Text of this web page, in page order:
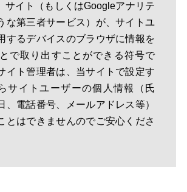
サイト（もしくはGoogleアナリテ
な第三者サービス）が、サイトユ
するデバイスのブラウザに情報を
で取り出すことができる符号で
イト管理者は、当サイトで設定す
サイトユーザーの個人情報（氏
、電話番号、メールアドレス等）
とはできませんのでご安心くださ